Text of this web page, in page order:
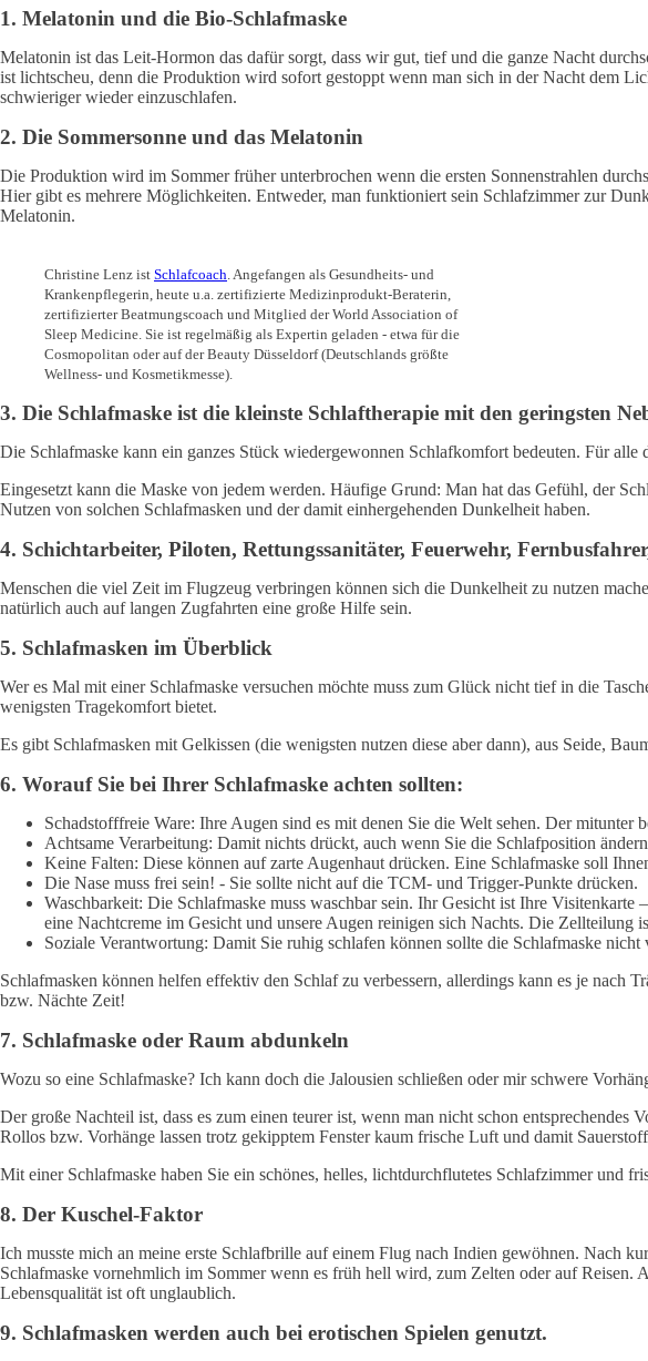
1. Melatonin und die Bio-Schlafmaske
Melatonin ist das Leit-Hormon das dafür sorgt, dass wir gut, tief und die ganze Nacht
ist lichtscheu, denn die Produktion wird sofort gestoppt wenn man sich in der Nacht dem
schwieriger wieder einzuschlafen.
2. Die Sommersonne und das Melatonin
Die Produktion wird im Sommer früher unterbrochen wenn die ersten Sonnenstrahlen
Hier gibt es mehrere Möglichkeiten. Entweder, man funktioniert sein Schlafzimmer zur
Melatonin.
Christine Lenz ist Schlafcoach. Angefangen als Gesundheits- und
Krankenpflegerin, heute u.a. zertifizierte Medizinprodukt-Beraterin,
zertifizierter Beatmungscoach und Mitglied der World Association of
Sleep Medicine. Sie ist regelmäßig als Expertin geladen - etwa für die
Cosmopolitan oder auf der Beauty Düsseldorf (Deutschlands größte
Wellness- und Kosmetikmesse).
3. Die Schlafmaske ist die kleinste Schlaftherapie mit den geringsten
Die Schlafmaske kann ein ganzes Stück wiedergewonnen Schlafkomfort bedeuten. Für
Eingesetzt kann die Maske von jedem werden. Häufige Grund: Man hat das Gefühl, der
Nutzen von solchen Schlafmasken und der damit einhergehenden Dunkelheit haben.
4. Schichtarbeiter, Piloten, Rettungssanitäter, Feuerwehr,
Menschen die viel Zeit im Flugzeug verbringen können sich die Dunkelheit zu nutzen
natürlich auch auf langen Zugfahrten eine große Hilfe sein.
5. Schlafmasken im Überblick
Wer es Mal mit einer Schlafmaske versuchen möchte muss zum Glück nicht tief in die
wenigsten Tragekomfort bietet.
Es gibt Schlafmasken mit Gelkissen (die wenigsten nutzen diese aber dann), aus Seide,
6. Worauf Sie bei Ihrer Schlafmaske achten sollten:
Schadstofffreie Ware: Ihre Augen sind es mit denen Sie die Welt sehen. Der
Achtsame Verarbeitung: Damit nichts drückt, auch wenn Sie die Schlafposition
Keine Falten: Diese können auf zarte Augenhaut drücken. Eine Schlafmaske soll
Die Nase muss frei sein! - Sie sollte nicht auf die TCM- und Trigger-Punkte drücken.
Waschbarkeit: Die Schlafmaske muss waschbar sein. Ihr Gesicht ist Ihre
eine Nachtcreme im Gesicht und unsere Augen reinigen sich Nachts. Die Zellteilung
Soziale Verantwortung: Damit Sie ruhig schlafen können sollte die Schlafmaske
Schlafmasken können helfen effektiv den Schlaf zu verbessern, allerdings kann es je nach
bzw. Nächte Zeit!
7. Schlafmaske oder Raum abdunkeln
Wozu so eine Schlafmaske? Ich kann doch die Jalousien schließen oder mir schwere
Der große Nachteil ist, dass es zum einen teurer ist, wenn man nicht schon
Rollos bzw. Vorhänge lassen trotz gekipptem Fenster kaum frische Luft und damit
Mit einer Schlafmaske haben Sie ein schönes, helles, lichtdurchflutetes Schlafzimmer
8. Der Kuschel-Faktor
Ich musste mich an meine erste Schlafbrille auf einem Flug nach Indien gewöhnen. Nach
Schlafmaske vornehmlich im Sommer wenn es früh hell wird, zum Zelten oder auf
Lebensqualität ist oft unglaublich.
9. Schlafmasken werden auch bei erotischen Spielen genutzt.